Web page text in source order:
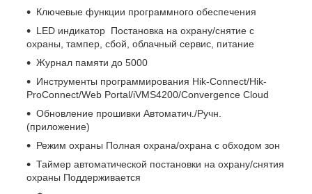
Ключевые функции программного обеспечения
LED индикатор Постановка на охрану/снятие с
охраны, тампер, сбой, облачный сервис, питание
Журнал памяти до 5000
Инструменты программирования Hik-Connect/Hik-
ProConnect/Web Portal/iVMS4200/Convergence Cloud
Обновление прошивки Автоматич./Ручн.
(приложение)
Режим охраны Полная охрана/охрана с обходом зон
Таймер автоматической постановки на охрану/снятия
охраны Поддерживается